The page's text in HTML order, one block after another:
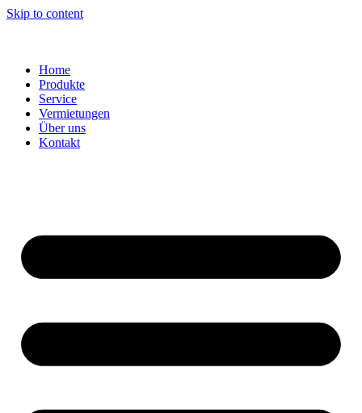
Skip to content
Home
Produkte
Service
Vermietungen
Über uns
Kontakt